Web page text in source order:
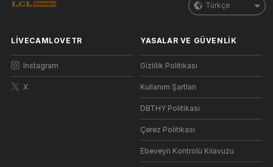
Türkçe
LIVECAMLOVETR
Instagram
X
YASALAR VE GÜVENLIK
Gizlilik Politikası
Kullanım Şartları
DBTHY Politikası
Çerez Politikası
Ebeveyn Kontrolü Kılavuzu